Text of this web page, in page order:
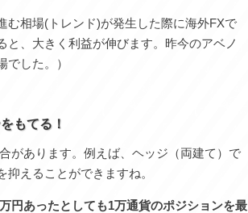
む相場(トレンド)が発生した際に海外FXで
、大きく利益が伸びます。昨今のアベノ
した。）
もてる！
があります。例えば、ヘッジ（両建て）で
えることができますね。
円あったとしても1万通貨のポジションを最